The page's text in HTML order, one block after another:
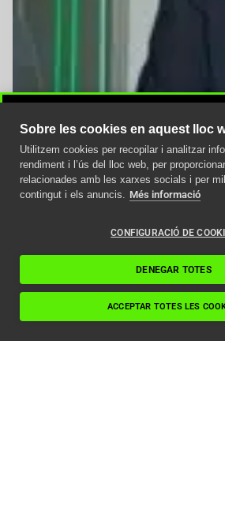
Sobre les cookies en aquest lloc
Utilitzem cookies per recopilar i analitzar
rendiment i l’ús del lloc web, per
relacionades amb les xarxes socials i per
contingut i els anuncis. Més informació
CONFIGURACIÓ DE
DENEGAR TOTES
ACCEPTAR TOTES LES
Avís important
Com afecta la nova
ascensors en 2024
Llegir article